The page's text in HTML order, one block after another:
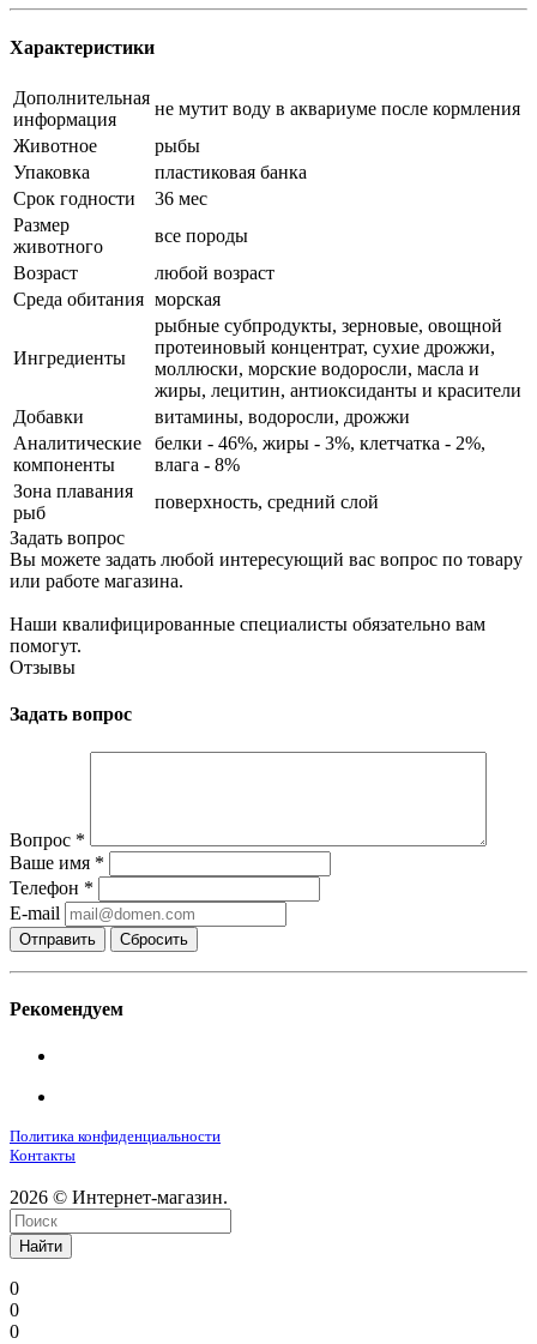
Характеристики
Дополнительная
информация
не мутит воду в аквариуме после кормления
Животное
рыбы
Упаковка
пластиковая банка
Срок годности
36 мес
Размер
животного
все породы
Возраст
любой возраст
Среда обитания морская
Ингредиенты
рыбные субпродукты, зерновые, овощной
протеиновый концентрат, сухие дрожжи,
моллюски, морские водоросли, масла и
жиры, лецитин, антиоксиданты и красители
Добавки
витамины, водоросли, дрожжи
Аналитические
компоненты
белки - 46%, жиры - 3%, клетчатка - 2%,
влага - 8%
Зона плавания
рыб
поверхность, средний слой
Задать вопрос
Вы можете задать любой интересующий вас вопрос по товару
или работе магазина.
Наши квалифицированные специалисты обязательно вам
помогут.
Отзывы
Задать вопрос
Вопрос *
Ваше имя *
Телефон *
E-mail
Сбросить
Рекомендуем
Политика конфиденциальности
Контакты
2026 © Интернет-магазин.
Найти
0
0
0